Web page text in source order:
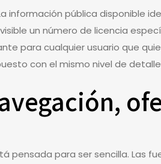
pública disponible
un número de licencia
para cualquier usuario que
con el mismo nivel de
pensada para ser sencilla. Las